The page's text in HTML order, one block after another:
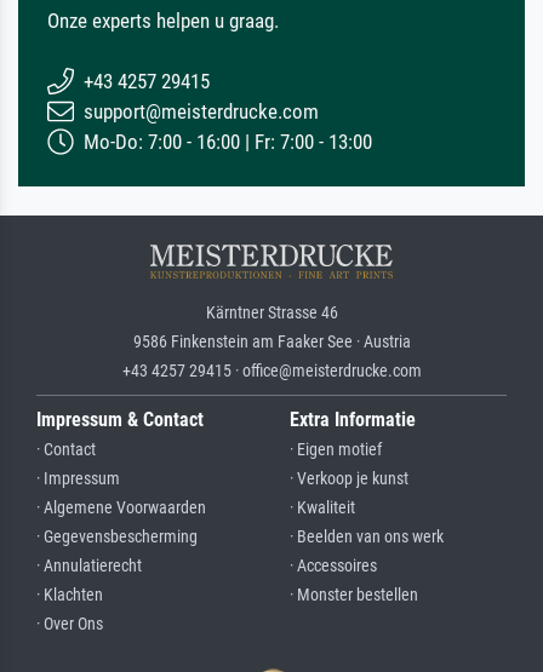
Onze experts helpen u graag.
+43 4257 29415
support@meisterdrucke.com
Mo-Do: 7:00 - 16:00 | Fr: 7:00 - 13:00
Kärntner Strasse 46
9586 Finkenstein am Faaker See · Austria
+43 4257 29415 · office@meisterdrucke.com
Impressum & Contact
· Contact
· Impressum
· Algemene Voorwaarden
· Gegevensbescherming
· Annulatierecht
· Klachten
· Over Ons
Extra Informatie
· Eigen motief
· Verkoop je kunst
· Kwaliteit
· Beelden van ons werk
· Accessoires
· Monster bestellen